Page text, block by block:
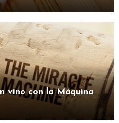
vino con la Máquina